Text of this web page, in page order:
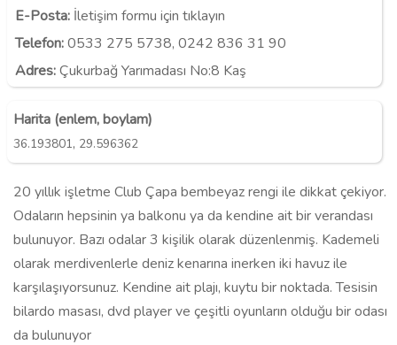
E-Posta: İletişim formu için tıklayın
Telefon:0533 275 5738, 0242 836 31 90
Adres:Çukurbağ Yarımadası No:8 Kaş
Harita (enlem, boylam)
36.193801, 29.596362
20 yıllık işletme Club Çapa bembeyaz rengi ile dikkat çekiyor.
Odaların hepsinin ya balkonu ya da kendine ait bir verandası
bulunuyor. Bazı odalar 3 kişilik olarak düzenlenmiş. Kademeli
olarak merdivenlerle deniz kenarına inerken iki havuz ile
karşılaşıyorsunuz. Kendine ait plajı, kuytu bir noktada. Tesisin
bilardo masası, dvd player ve çeşitli oyunların olduğu bir odası
da bulunuyor